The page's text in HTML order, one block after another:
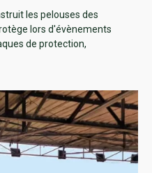
les pelouses des
lors d'évènements
de protection,